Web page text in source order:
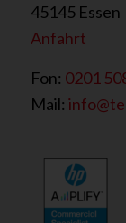
45145 Essen
Anfahrt
Fon: 0201
Mail: